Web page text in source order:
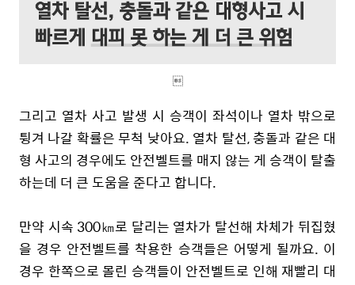

그리고 열차 사고 발생 시 승객이 좌석이나 열차 밖으로
튕겨 나갈 확률은 무척 낮아요. 열차 탈선, 충돌과 같은 대
형 사고의 경우에도 안전벨트를 매지 않는 게 승객이 탈출
하는데 더 큰 도움을 준다고 합니다.
만약 시속 300㎞로 달리는 열차가 탈선해 차체가 뒤집혔
을 경우 안전벨트를 착용한 승객들은 어떻게 될까요. 이
경우 한쪽으로 몰린 승객들이 안전벨트로 인해 재빨리 대